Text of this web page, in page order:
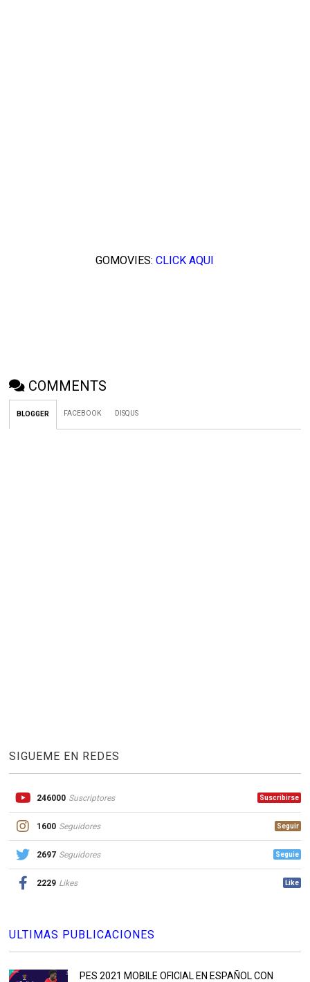
GOMOVIES:CLICK AQUI
COMMENTS
BLOGGER FACEBOOK DISQUS
SIGUEME EN REDES
246000 Suscriptores Suscribirse
1600 Seguidores Seguir
2697 Seguidores Seguie
2229 Likes Like
ULTIMAS PUBLICACIONES
PES 2021 MOBILE OFICIAL EN ESPAÑOL CON